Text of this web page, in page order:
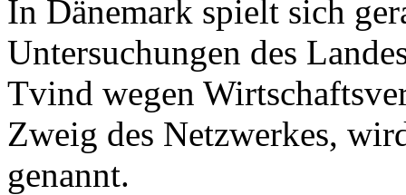
In Dänemark spielt sich
Untersuchungen des
Tvind wegen
Zweig des Netzwerkes,
genannt.